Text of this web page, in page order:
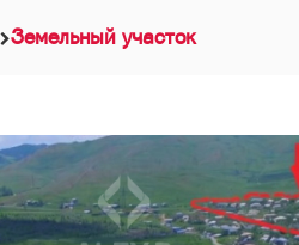
Земельный участок